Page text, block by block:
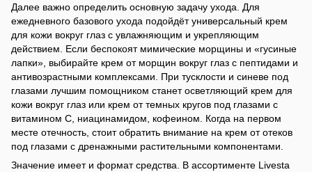
Далее важно определить основную задачу ухода. Для
ежедневного базового ухода подойдёт универсальный крем
для кожи вокруг глаз с увлажняющим и укрепляющим
действием. Если беспокоят мимические морщины и «гусиные
лапки», выбирайте крем от морщин вокруг глаз с пептидами и
антивозрастными комплексами. При тусклости и синеве под
глазами лучшим помощником станет осветляющий крем для
кожи вокруг глаз или крем от темных кругов под глазами с
витамином С, ниацинамидом, кофеином. Когда на первом
месте отечность, стоит обратить внимание на крем от отеков
под глазами с дренажными растительными компонентами.
Значение имеет и формат средства. В ассортименте Livesta